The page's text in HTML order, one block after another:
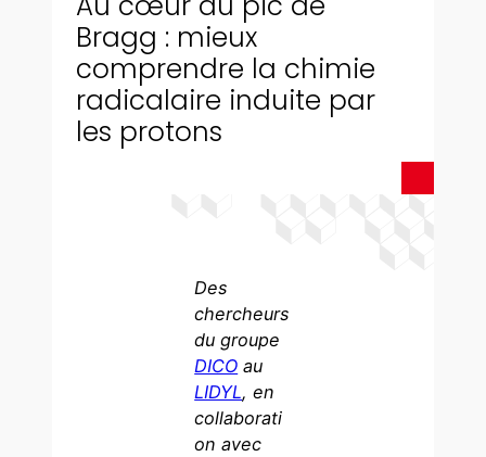
Bragg : mieux
comprendre la chimie
radicalaire induite par
les protons
Des
chercheurs
du groupe
DICO au
LIDYL, en
collaborati
on avec